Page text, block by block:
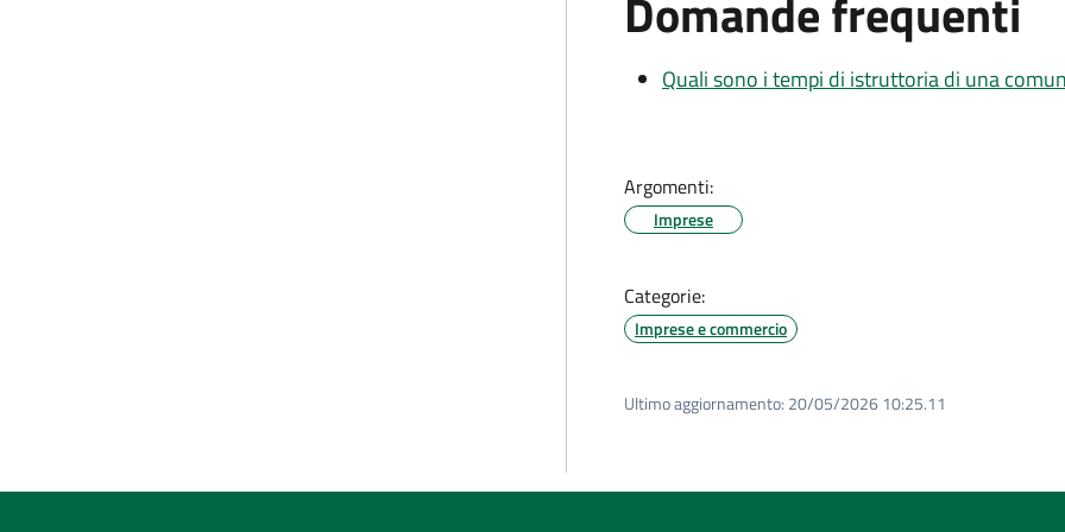
Domande frequenti
Quali sono i tempi di istruttoria di una
Argomenti:
Imprese
Categorie:
Imprese e commercio
Ultimo aggiornamento: 20/05/2026 10:25.11